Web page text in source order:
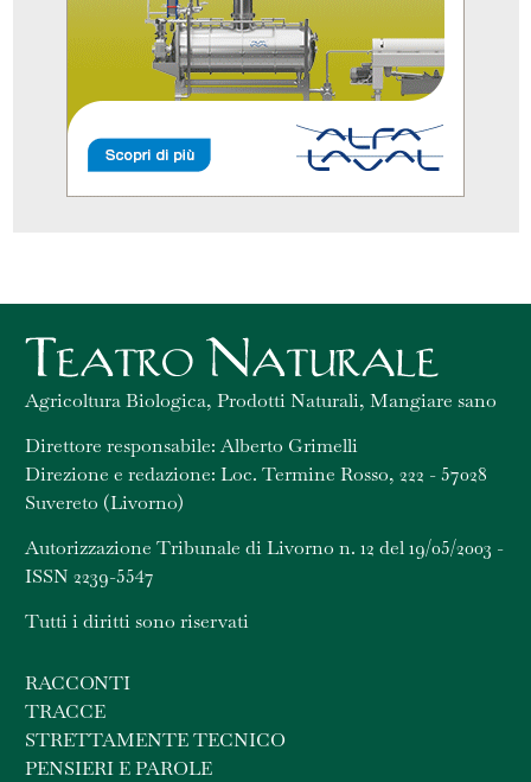
Agricoltura Biologica, Prodotti Naturali, Mangiare sano
Direttore responsabile: Alberto Grimelli
Direzione e redazione: Loc. Termine Rosso, 222 - 57028
Suvereto (Livorno)
Autorizzazione Tribunale di Livorno n. 12 del 19/05/2003 -
ISSN 2239-5547
Tutti i diritti sono riservati
RACCONTI
TRACCE
STRETTAMENTE TECNICO
PENSIERI E PAROLE